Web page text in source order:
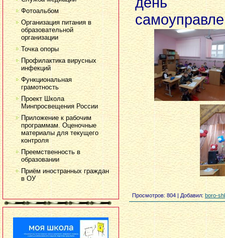
Фотоальбом
Организация питания в
образовательной
организации
Точка опоры
Профилактика вирусных
инфекций
Функциональная
грамотность
Проект Школа
Минпросвещения России
Приложение к рабочим
программам. Оценочные
материалы для текущего
контроля
Преемственность в
образовании
Приём иностранных граждан
в ОУ
Просмотров: 804 |Добавил: boro-